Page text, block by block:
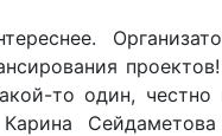
то один,
Сейдаметова